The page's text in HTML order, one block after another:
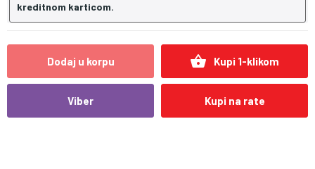
kreditnom karticom.
Dodaj u korpu shopping_basket Kupi 1-klikom
Viber Kupi na rate